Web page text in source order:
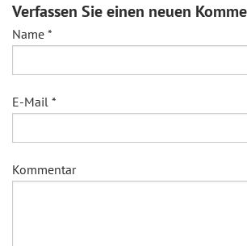
Verfassen Sie einen neuen
Name *
E-Mail *
Kommentar